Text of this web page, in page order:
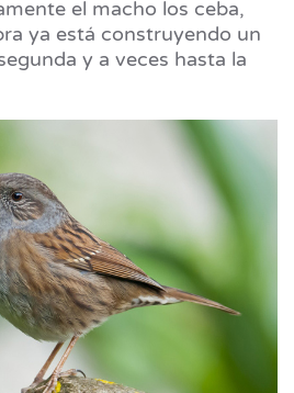
el macho los ceba,
ya está construyendo un
y a veces hasta la